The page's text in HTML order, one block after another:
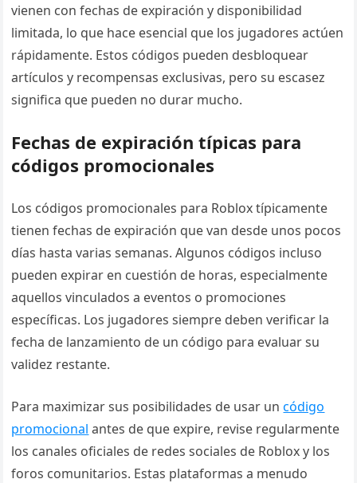
vienen con fechas de expiración y disponibilidad
limitada, lo que hace esencial que los jugadores actúen
rápidamente. Estos códigos pueden desbloquear
artículos y recompensas exclusivas, pero su escasez
significa que pueden no durar mucho.
Fechas de expiración típicas para
códigos promocionales
Los códigos promocionales para Roblox típicamente
tienen fechas de expiración que van desde unos pocos
días hasta varias semanas. Algunos códigos incluso
pueden expirar en cuestión de horas, especialmente
aquellos vinculados a eventos o promociones
específicas. Los jugadores siempre deben verificar la
fecha de lanzamiento de un código para evaluar su
validez restante.
Para maximizar sus posibilidades de usar uncódigo
promocional antes de que expire, revise regularmente
los canales oficiales de redes sociales de Roblox y los
foros comunitarios. Estas plataformas a menudo